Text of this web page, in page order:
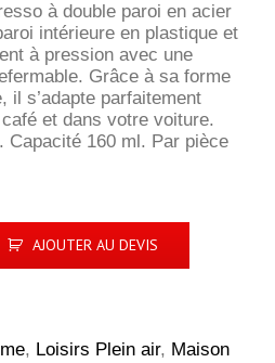
à double paroi en acier
intérieure en plastique et
à pression avec une
Grâce à sa forme
il s’adapte parfaitement
et dans votre voiture.
Capacité 160 ml. Par pièce
AJOUTER AU DEVIS
, Loisirs Plein air, Maison